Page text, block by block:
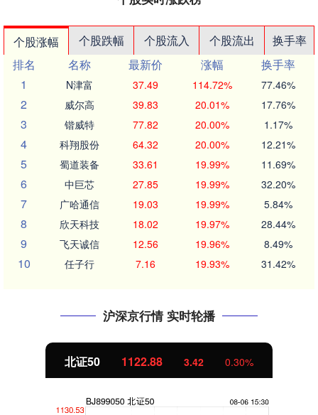
个股涨幅 个股跌幅 个股流入 个股流出
换手率
排名
名称 最新价 涨幅
换手率
1
N津富 37.49 114.72% 77.46%
2 威尔高 39.83 20.01% 17.76%
3 锴威特 77.82 20.00% 1.17%
4 科翔股份 64.32 20.00% 12.21%
5 蜀道装备 33.61 19.99% 11.69%
6 中巨芯 27.85 19.99% 32.20%
7 广哈通信 19.03 19.99% 5.84%
8 欣天科技 18.02 19.97% 28.44%
9 飞天诚信 12.56 19.96% 8.49%
10 任子行 7.16 19.93% 31.42%
沪深京行情 实时轮播
北证50 1122.88 3.42 0.30%